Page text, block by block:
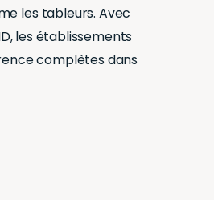
les tableurs. Avec
les établissements
complètes dans